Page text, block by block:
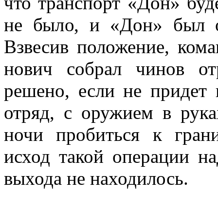
не было, и «Дон» был
Взвесив по­ложение,
нович собрал чинов
решено, если не
отряд, с оружием в
ночи пробиться к
исход такой операции
вы­хода не находилось.